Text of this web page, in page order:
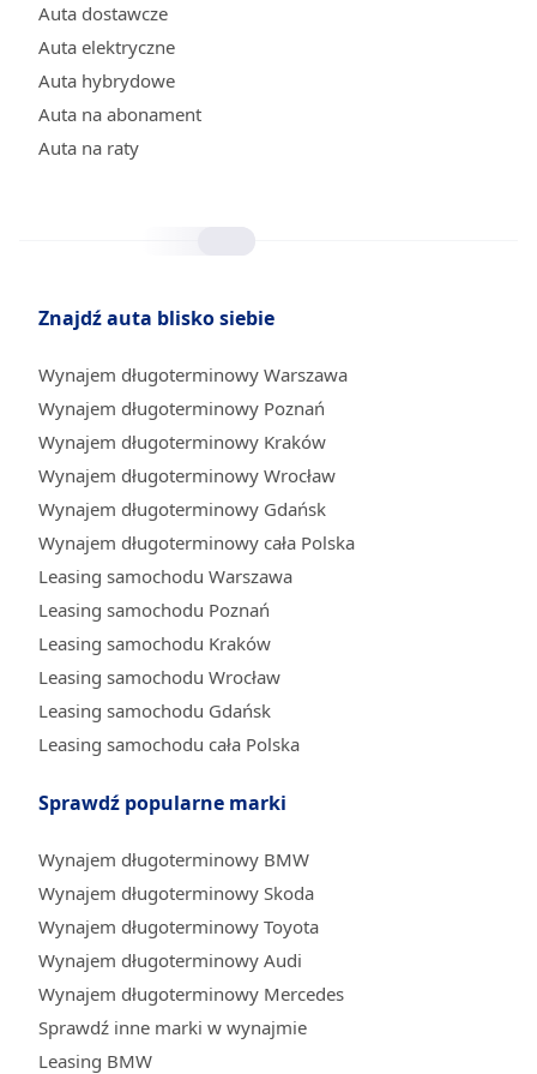
Auta dostawcze
Auta elektryczne
Auta hybrydowe
Auta na abonament
Auta na raty
Znajdź auta blisko siebie
Wynajem długoterminowy Warszawa
Wynajem długoterminowy Poznań
Wynajem długoterminowy Kraków
Wynajem długoterminowy Wrocław
Wynajem długoterminowy Gdańsk
Wynajem długoterminowy cała Polska
Leasing samochodu Warszawa
Leasing samochodu Poznań
Leasing samochodu Kraków
Leasing samochodu Wrocław
Leasing samochodu Gdańsk
Leasing samochodu cała Polska
Sprawdź popularne marki
Wynajem długoterminowy BMW
Wynajem długoterminowy Skoda
Wynajem długoterminowy Toyota
Wynajem długoterminowy Audi
Wynajem długoterminowy Mercedes
Sprawdź inne marki w wynajmie
Leasing BMW